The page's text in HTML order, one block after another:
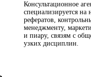
Консультационное
специализируется
рефератов,
менеджменту,
и пиару, связям с
узких дисциплин.